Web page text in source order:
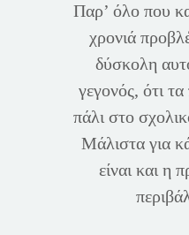
Παρ’ όλο που
χρονιά
δύσκολη
γεγονός, ότι
πάλι στο
Μάλιστα για
είναι και η